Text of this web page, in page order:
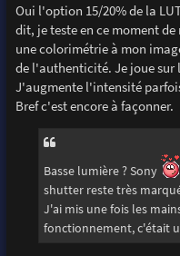
Oui l'option 15/20% de la
dit, je teste en ce moment
une colorimétrie à mon
de l'authenticité. Je joue sur
J'augmente l'intensité
Bref c'est encore à façonner.
Basse lumière ? Sony
shutter reste très
J'ai mis une fois les
fonctionnement, c'était